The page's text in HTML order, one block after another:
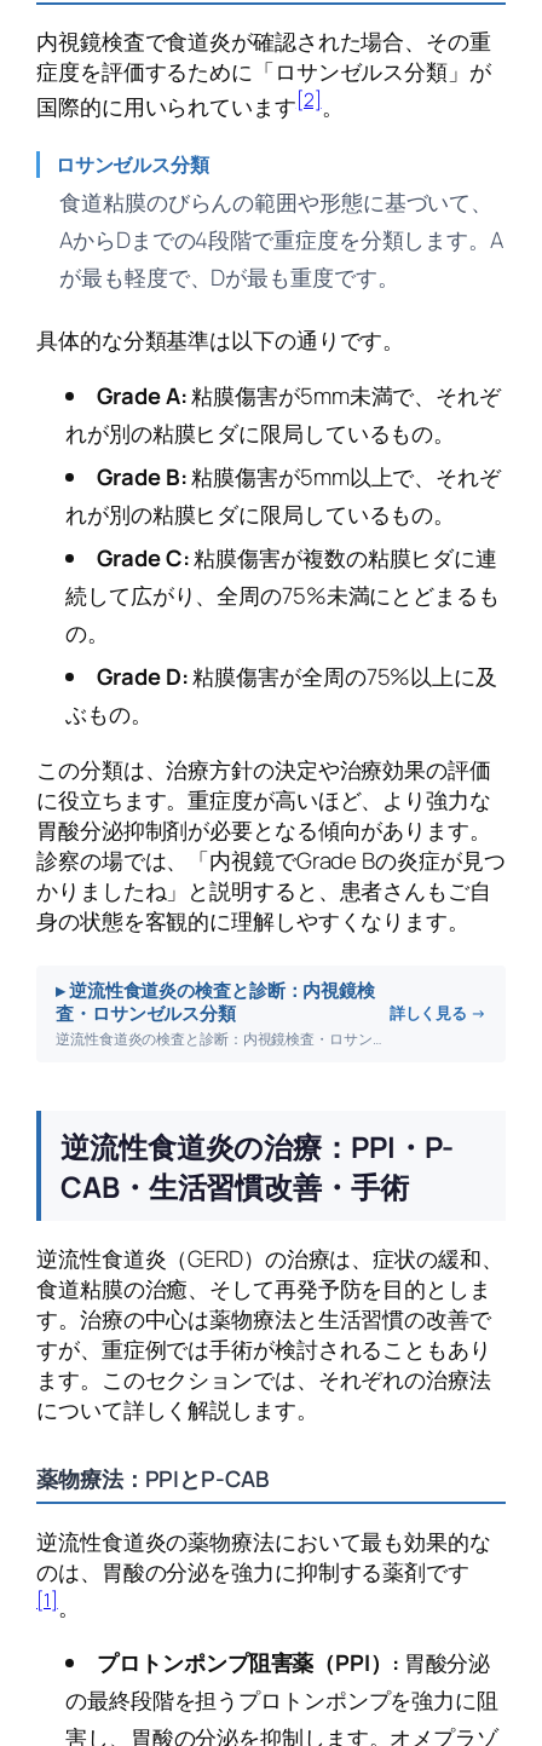
内視鏡検査で食道炎が確認された場合、その重
症度を評価するために「ロサンゼルス分類」が
国際的に用いられています[2]。
ロサンゼルス分類
食道粘膜のびらんの範囲や形態に基づいて、
AからDまでの4段階で重症度を分類します。A
が最も軽度で、Dが最も重度です。
具体的な分類基準は以下の通りです。
Grade A:粘膜傷害が5mm未満で、それぞ
れが別の粘膜ヒダに限局しているもの。
Grade B:粘膜傷害が5mm以上で、それぞ
れが別の粘膜ヒダに限局しているもの。
Grade C:粘膜傷害が複数の粘膜ヒダに連
続して広がり、全周の75%未満にとどまるも
の。
Grade D:粘膜傷害が全周の75%以上に及
ぶもの。
この分類は、治療方針の決定や治療効果の評価
に役立ちます。重症度が高いほど、より強力な
胃酸分泌抑制剤が必要となる傾向があります。
診察の場では、「内視鏡でGrade Bの炎症が見つ
かりましたね」と説明すると、患者さんもご自
身の状態を客観的に理解しやすくなります。
▸ 逆流性食道炎の検査と診断：内視鏡検
査・ロサンゼルス分類
逆流性食道炎の検査と診断：内視鏡検査・ロサンゼルス分類について詳しく解説します。
詳しく見る →
逆流性食道炎の治療：PPI・P-
CAB・生活習慣改善・手術
逆流性食道炎（GERD）の治療は、症状の緩和、
食道粘膜の治癒、そして再発予防を目的としま
す。治療の中心は薬物療法と生活習慣の改善で
すが、重症例では手術が検討されることもあり
ます。このセクションでは、それぞれの治療法
について詳しく解説します。
薬物療法：PPIとP-CAB
逆流性食道炎の薬物療法において最も効果的な
のは、胃酸の分泌を強力に抑制する薬剤です
[1]。
プロトンポンプ阻害薬（PPI）: 胃酸分泌
の最終段階を担うプロトンポンプを強力に阻
害し、胃酸の分泌を抑制します。オメプラゾ